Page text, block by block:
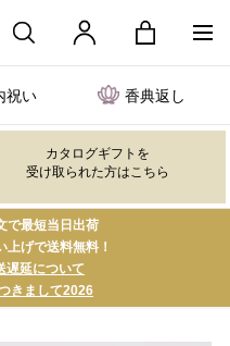
祝い 香典返し
カタログギフトを
受け取られた方はこちら
で最短当日出荷
げで送料無料！
遅延について
きまして2026